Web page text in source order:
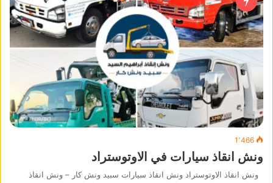
1٬466
ونش انقاذ سيارات في الاوتوستراد
ونش انقاذ الاوتوستراد ونش انقاذ سيارات سبيد ونش كار – ونش انقاذ